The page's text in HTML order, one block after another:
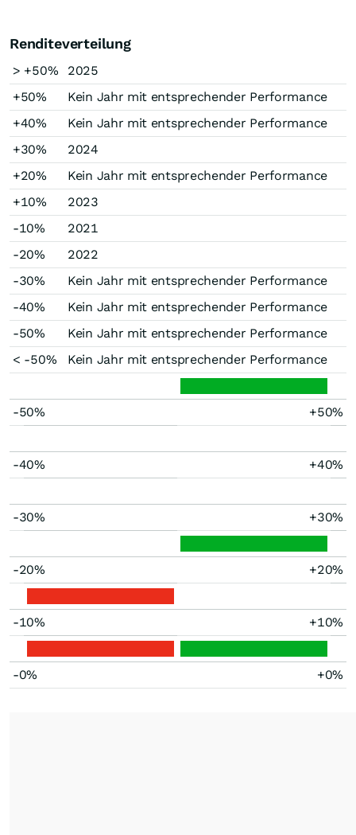
Renditeverteilung
> +50%
2025
+50%
Kein Jahr mit entsprechender Performance
+40%
Kein Jahr mit entsprechender Performance
+30%
2024
+20%
Kein Jahr mit entsprechender Performance
+10%
2023
-10%
2021
-20%
2022
-30%
Kein Jahr mit entsprechender Performance
-40%
Kein Jahr mit entsprechender Performance
-50%
Kein Jahr mit entsprechender Performance
< -50%
Kein Jahr mit entsprechender Performance
-50% +50%
-40% +40%
-30% +30%
-20% +20%
-10% +10%
-0% +0%